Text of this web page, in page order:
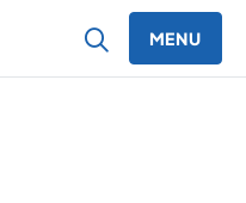
MENU